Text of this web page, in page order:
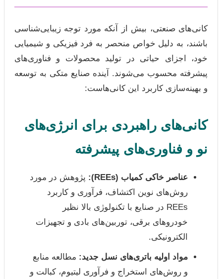
کانی‌های صنعتی، بیش از آنکه مورد توجه زیبایی‌شناسی
باشند، به دلیل خواص منحصر به فرد فیزیکی و شیمیایی
خود، اجزای حیاتی در تولید محصولات و فناوری‌های
پیشرفته محسوب می‌شوند. آینده صنایع متکی به توسعه
و بهینه‌سازی کاربرد این کانی‌هاست:
کانی‌های راهبردی برای انرژی‌های
نو و فناوری‌های پیشرفته
عناصر خاکی کمیاب (REEs):
پژوهش در مورد
روش‌های نوین اکتشاف، فرآوری و کاربرد
REEs در صنایع با تکنولوژی بالا نظیر
خودروهای برقی، توربین‌های بادی و تجهیزات
الکترونیکی.
مواد اولیه باتری‌های نسل جدید: مطالعه منابع
و روش‌های استخراج و فرآوری لیتیوم، کبالت و